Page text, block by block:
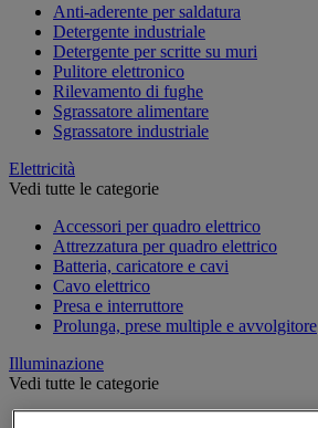
Anti-aderente per saldatura
Detergente industriale
Detergente per scritte su muri
Pulitore elettronico
Rilevamento di fughe
Sgrassatore alimentare
Sgrassatore industriale
Elettricità
Vedi tutte le categorie
Accessori per quadro elettrico
Attrezzatura per quadro elettrico
Batteria, caricatore e cavi
Cavo elettrico
Presa e interruttore
Prolunga, prese multiple e avvolgitore
Illuminazione
Vedi tutte le categorie